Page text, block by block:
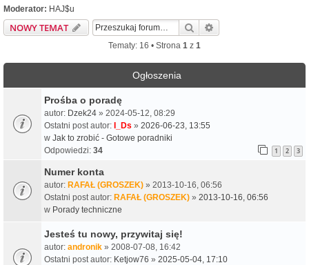
Moderator: HAJ$u
NOWY TEMAT Szukaj
Tematy: 16 • Strona 1 z 1
Ogłoszenia
Prośba o poradę
autor: Dzek24 » 2024-05-12, 08:29
Ostatni post autor: I_Ds » 2026-06-23, 13:55
w Jak to zrobić - Gotowe poradniki
Odpowiedzi: 34 1 2 3
Numer konta
autor: RAFAŁ (GROSZEK) » 2013-10-16, 06:56
Ostatni post autor: RAFAŁ (GROSZEK) » 2013-10-16, 06:56
w Porady techniczne
Jesteś tu nowy, przywitaj się!
autor: andronik » 2008-07-08, 16:42
Ostatni post autor: Ketjow76 » 2025-05-04, 17:10